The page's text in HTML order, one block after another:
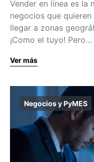
Vender en línea es la
negocios que
llegar a zonas
¡Como el tuyo! Pero…
Ver más
Negocios y PyMES